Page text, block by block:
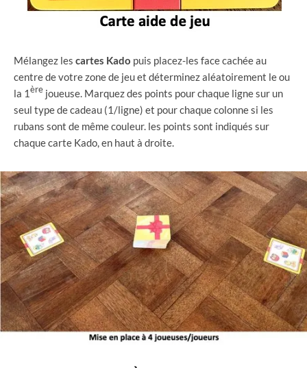
Mélangez les cartes Kado puis placez-les face cachée au
centre de votre zone de jeu et déterminez aléatoirement le ou
la 1 ère joueuse. Marquez des points pour chaque ligne sur un
seul type de cadeau (1/ligne) et pour chaque colonne si les
rubans sont de même couleur. les points sont indiqués sur
chaque carte Kado, en haut à droite.